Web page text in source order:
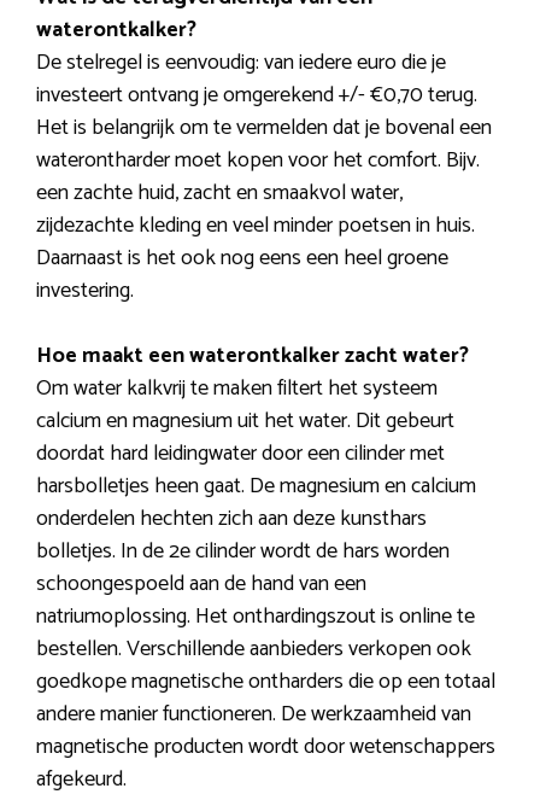
waterontkalker?
De stelregel is eenvoudig: van iedere euro die je
investeert ontvang je omgerekend +/- €0,70 terug.
Het is belangrijk om te vermelden dat je bovenal een
waterontharder moet kopen voor het comfort. Bijv.
een zachte huid, zacht en smaakvol water,
zijdezachte kleding en veel minder poetsen in huis.
Daarnaast is het ook nog eens een heel groene
investering.
Hoe maakt een waterontkalker zacht water?
Om water kalkvrij te maken filtert het systeem
calcium en magnesium uit het water. Dit gebeurt
doordat hard leidingwater door een cilinder met
harsbolletjes heen gaat. De magnesium en calcium
onderdelen hechten zich aan deze kunsthars
bolletjes. In de 2e cilinder wordt de hars worden
schoongespoeld aan de hand van een
natriumoplossing. Het onthardingszout is online te
bestellen. Verschillende aanbieders verkopen ook
goedkope magnetische ontharders die op een totaal
andere manier functioneren. De werkzaamheid van
magnetische producten wordt door wetenschappers
afgekeurd.